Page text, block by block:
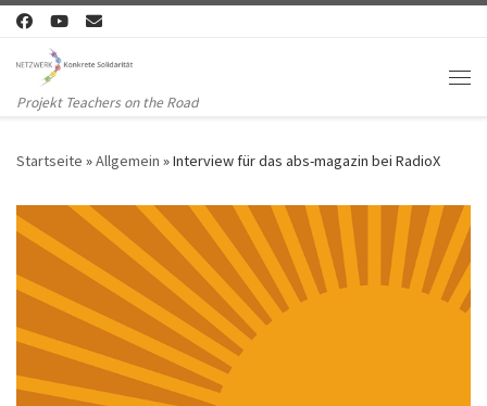
Zum Inhalt springen
Projekt Teachers on the Road
Startseite »Allgemein »Interview für das abs-magazin bei RadioX